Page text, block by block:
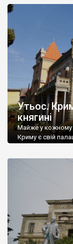
Утьос.
княгині
Майже у кожному
Криму є свій